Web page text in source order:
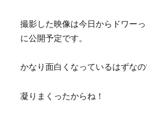
撮影した映像は今日からドワー
に公開予定です。
かなり面白くなっているはずな
凝りまくったからね！